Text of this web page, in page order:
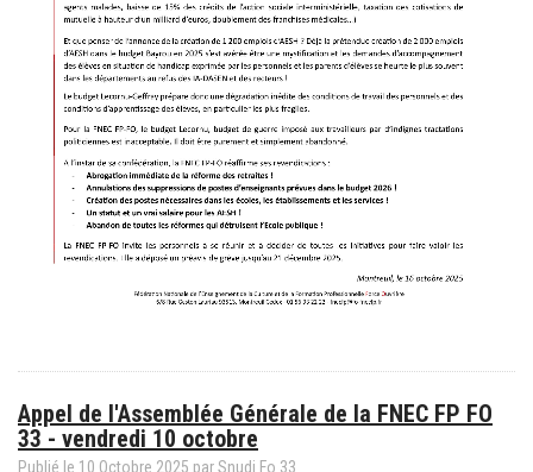
Appel de l'Assemblée Générale de la FNEC FP FO
33 - vendredi 10 octobre
Publié le 10 Octobre 2025 parSnudi Fo 33